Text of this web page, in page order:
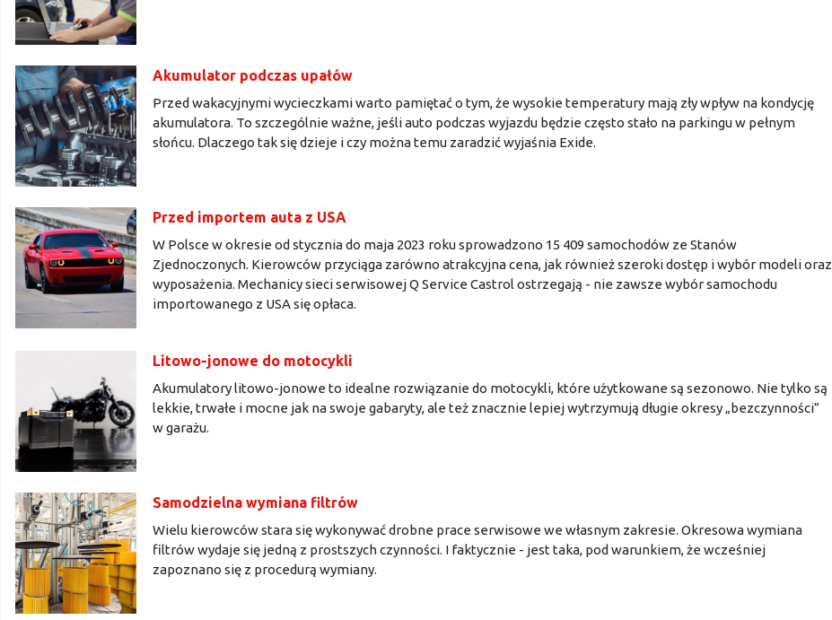
Akumulator podczas upałów
Przed wakacyjnymi wycieczkami warto pamiętać o tym, że wysokie temperatury mają zły wpływ na kondycję
akumulatora. To szczególnie ważne, jeśli auto podczas wyjazdu będzie często stało na parkingu w pełnym
słońcu. Dlaczego tak się dzieje i czy można temu zaradzić wyjaśnia Exide.
Przed importem auta z USA
W Polsce w okresie od stycznia do maja 2023 roku sprowadzono 15 409 samochodów ze Stanów
Zjednoczonych. Kierowców przyciąga zarówno atrakcyjna cena, jak również szeroki dostęp i wybór modeli oraz
wyposażenia. Mechanicy sieci serwisowej Q Service Castrol ostrzegają - nie zawsze wybór samochodu
importowanego z USA się opłaca.
Litowo-jonowe do motocykli
Akumulatory litowo-jonowe to idealne rozwiązanie do motocykli, które użytkowane są sezonowo. Nie tylko są
lekkie, trwałe i mocne jak na swoje gabaryty, ale też znacznie lepiej wytrzymują długie okresy „bezczynności”
w garażu.
Samodzielna wymiana filtrów
Wielu kierowców stara się wykonywać drobne prace serwisowe we własnym zakresie. Okresowa wymiana
filtrów wydaje się jedną z prostszych czynności. I faktycznie - jest taka, pod warunkiem, że wcześniej
zapoznano się z procedurą wymiany.